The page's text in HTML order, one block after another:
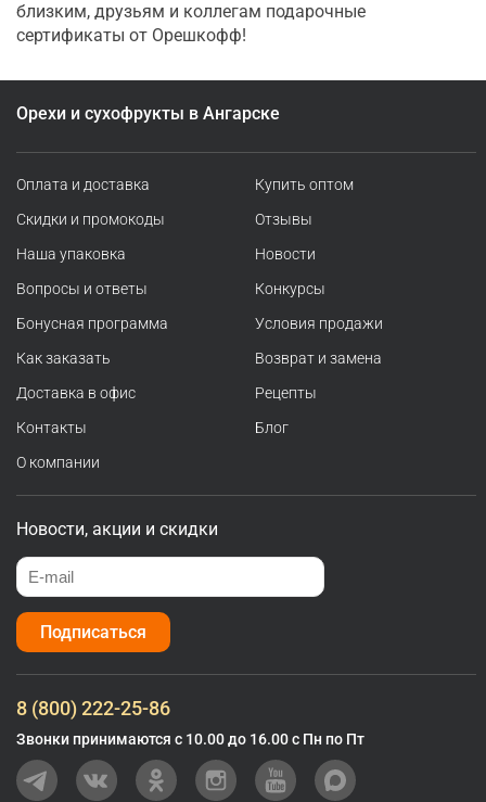
близким, друзьям и коллегам подарочные
сертификаты от Орешкофф!
Орехи и сухофрукты в Ангарске
Оплата и доставка
Скидки и промокоды
Наша упаковка
Вопросы и ответы
Бонусная программа
Как заказать
Доставка в офис
Контакты
О компании
Купить оптом
Отзывы
Новости
Конкурсы
Условия продажи
Возврат и замена
Рецепты
Блог
Новости, акции и скидки
Подписаться
8 (800) 222-25-86
Звонки принимаются с 10.00 до 16.00 с Пн по Пт